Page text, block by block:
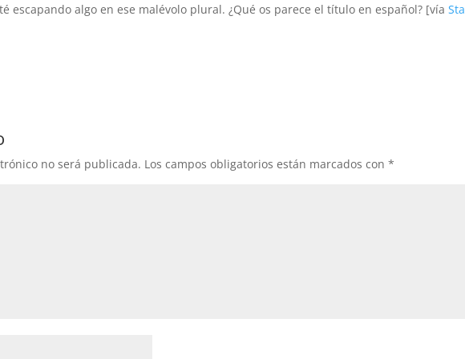
escapando algo en ese malévolo plural. ¿Qué os parece el título en español? [vía
no será publicada. Los campos obligatorios están marcados con*